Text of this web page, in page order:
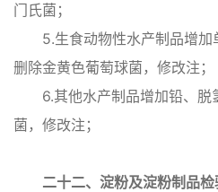
门氏菌；
5.生食动物性水产制品增加
删除金黄色葡萄球菌，修改注；
6.其他水产制品增加铅、
菌，修改注；
二十二、淀粉及淀粉制品检